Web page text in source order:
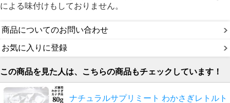
による味付けもしておりません。
商品についてのお問い合わせ
お気に入りに登録
この商品を見た人は、こちらの商品もチェックしています！
ナチュラルサプリミート わかさぎレトルト